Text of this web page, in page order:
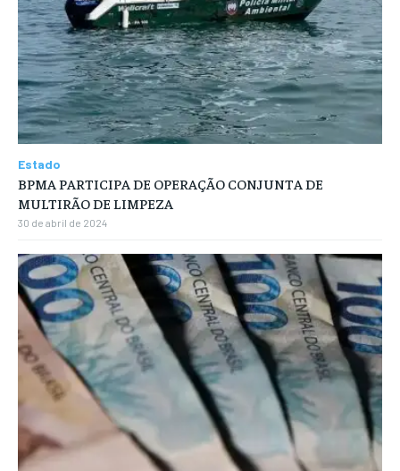
Estado
BPMA PARTICIPA DE OPERAÇÃO CONJUNTA DE
MULTIRÃO DE LIMPEZA
30 de abril de 2024